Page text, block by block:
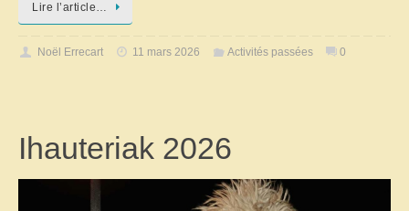
Lire l’article…
Noël Errecart 11 mars 2026 Activités passées 0
Ihauteriak 2026